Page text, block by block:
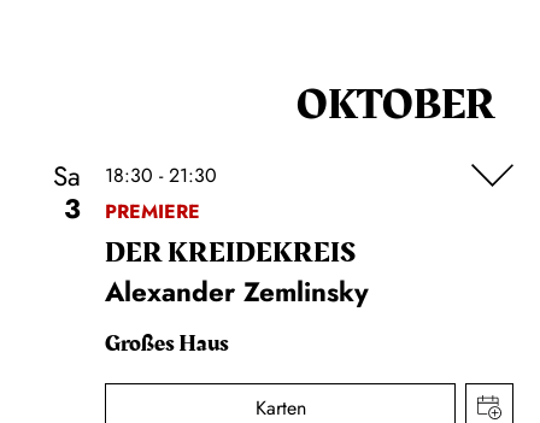
OKTOBER
Sa
3
18:30 - 21:30
PREMIERE
DER KREIDE­KREIS
Alexander Zemlinsky
Großes Haus
Karten